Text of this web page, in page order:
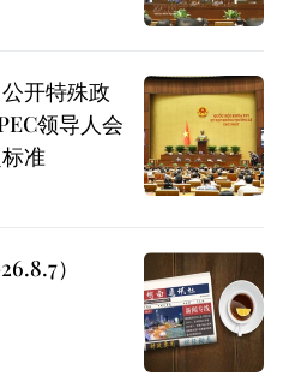
开特殊政
领导人会
准
）